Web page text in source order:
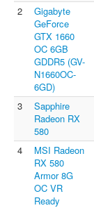
2
Gigabyte
GeForce
GTX 1660
OC 6GB
GDDR5 (GV-
N1660OC-
6GD)
3
Sapphire
Radeon RX
580
4
MSI Radeon
RX 580
Armor 8G
OC VR
Ready